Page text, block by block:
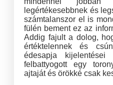
legértékesebbnek és
számtalanszor el is
fülén bement ez az
Addig fajult a dolog,
értéktelennek és
édesapja
felbattyogott egy
ajtaját és örökké csak